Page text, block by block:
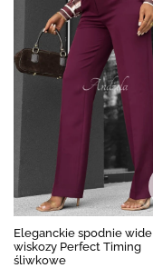
Eleganckie spodnie
wiskozy Perfect Timing
śliwkowe